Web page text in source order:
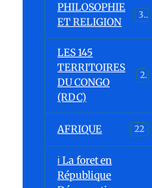
PHILOSOPHIE
ET RELIGION
32
LES 145
TERRITOIRES
DU CONGO
(RDC)
23
AFRIQUE 22
ℹ️ La foret en
République